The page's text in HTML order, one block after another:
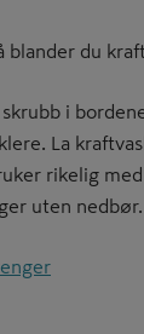
blander du
i
La
rikelig
uten nedbør.